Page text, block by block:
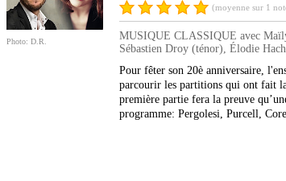
Photo: D.R.
(moyenne sur 1
MUSIQUE CLASSIQUE avec
Sébastien Droy (ténor), Élodie
Pour fêter son 20è anniversaire,
parcourir les partitions qui ont fait la
première partie fera la preuve
programme: Pergolesi, Purcell,